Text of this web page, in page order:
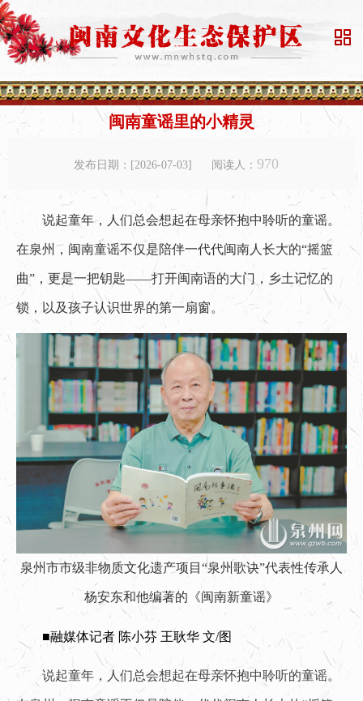

闽南童谣里的小精灵
发布日期：[2026-07-03] 阅读人： 970
说起童年，人们总会想起在母亲怀抱中聆听的童谣。
在泉州，闽南童谣不仅是陪伴一代代闽南人长大的“摇篮
曲”，更是一把钥匙——打开闽南语的大门，乡土记忆的
锁，以及孩子认识世界的第一扇窗。
泉州市市级非物质文化遗产项目“泉州歌诀”代表性传承人
杨安东和他编著的《闽南新童谣》
■融媒体记者 陈小芬 王耿华 文/图
说起童年，人们总会想起在母亲怀抱中聆听的童谣。